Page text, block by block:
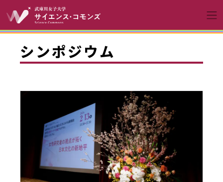
コンテンツへスキップ
メインナビゲーションへ
シンポジウム